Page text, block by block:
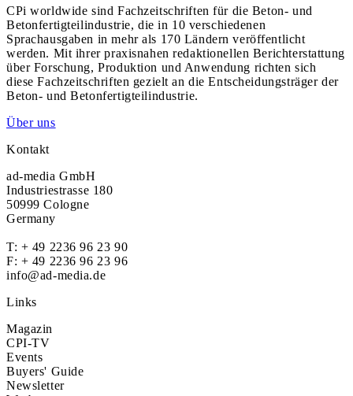
CPi worldwide sind Fachzeitschriften für die Beton- und
Betonfertigteilindustrie, die in 10 verschiedenen
Sprachausgaben in mehr als 170 Ländern veröffentlicht
werden. Mit ihrer praxisnahen redaktionellen Berichterstattung
über Forschung, Produktion und Anwendung richten sich
diese Fachzeitschriften gezielt an die Entscheidungsträger der
Beton- und Betonfertigteilindustrie.
Über uns
Kontakt
ad-media GmbH
Industriestrasse 180
50999 Cologne
Germany
T: + 49 2236 96 23 90
F: + 49 2236 96 23 96
info@ad-media.de
Links
Magazin
CPI-TV
Events
Buyers' Guide
Newsletter